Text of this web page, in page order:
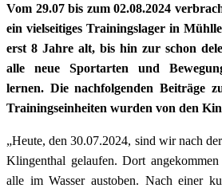
Vom 29.07 bis zum 02.08.2024
ein vielseitiges Trainingslager in
erst 8 Jahre alt, bis hin zur schon
alle neue Sportarten und
lernen. Die nachfolgenden Beiträge
Trainingseinheiten wurden von den
„Heute, den 30.07.2024, sind wir nach
Klingenthal gelaufen. Dort
alle im Wasser austoben. Nach einer